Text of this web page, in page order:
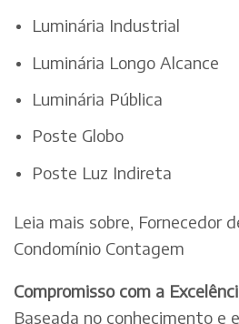
Luminária Industrial
Luminária Longo Alcance
Luminária Pública
Poste Globo
Poste Luz Indireta
Leia mais sobre, Fornecedor
Condomínio Contagem
Compromisso com a
Baseada no conhecimento e